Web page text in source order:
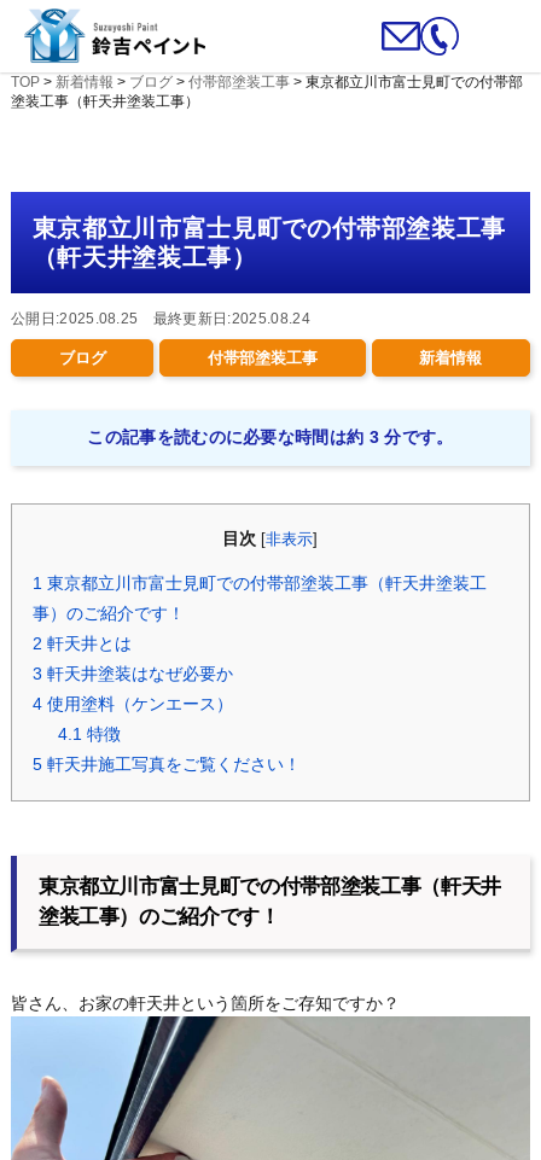
TOP> 新着情報 > ブログ> 付帯部塗装工事> 東京都立川市富士見町での付帯部
塗装工事（軒天井塗装工事）
東京都立川市富士見町での付帯部塗装工事
（軒天井塗装工事）
公開日:2025.08.25 最終更新日:2025.08.24
ブログ 付帯部塗装工事 新着情報
この記事を読むのに必要な時間は約 3 分です。
目次 [非表示
1 東京都立川市富士見町での付帯部塗装工事（軒天井塗装工
事）のご紹介です！
2 軒天井とは
3 軒天井塗装はなぜ必要か
4使用塗料（ケンエース）
4.1 特徴
5軒天井施工写真をご覧ください！
東京都立川市富士見町での付帯部塗装工事（軒天井
塗装工事）のご紹介です！
皆さん、お家の軒天井という箇所をご存知ですか？